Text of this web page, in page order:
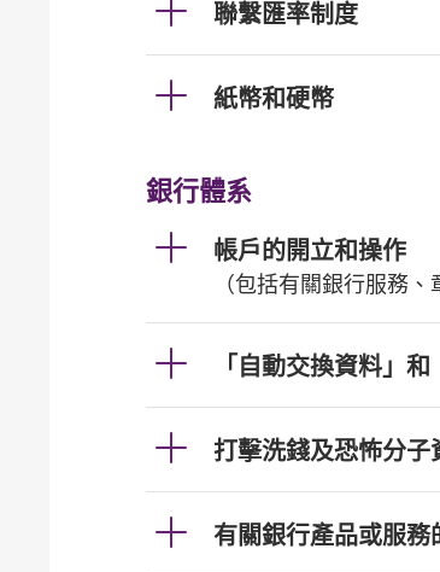
聯繫匯率制度
紙幣和硬幣
銀行體系
帳戶的開立和操作
（包括有關銀行服務
「自動交換資料」
打擊洗錢及恐怖分子
有關銀行產品或服務